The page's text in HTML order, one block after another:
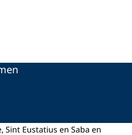
Sint Eustatius en Saba en